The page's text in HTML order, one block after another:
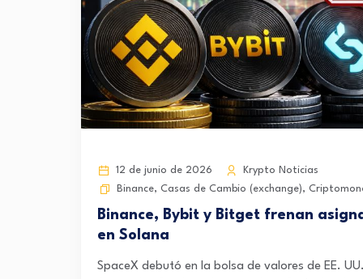
12 de junio de 2026
Krypto Noticias
Binance, Casas de Cambio (exchange),
Binance, Bybit y Bitget frenan
en Solana
SpaceX debutó en la bolsa de valores de EE.